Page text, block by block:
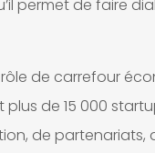
permet de faire
de carrefour
de 15 000
de